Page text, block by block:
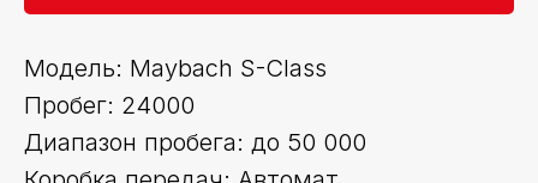
Модель: Maybach S-Class
Пробег: 24000
Диапазон пробега: до 50 000